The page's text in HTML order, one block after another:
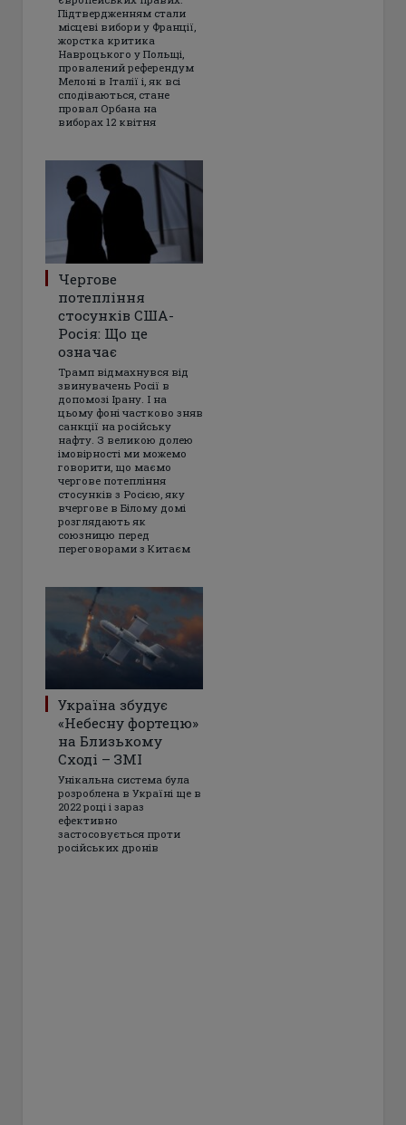
Підтвердженням стали
місцеві вибори у Франції,
жорстка критика
Навроцького у Польщі,
провалений референдум
Мелоні в Італії і, як всі
сподіваються, стане
провал Орбана на
виборах 12 квітня
Чергове
потепління
стосунків США-
Росія: Що це
означає
Трамп відмахнувся від
звинувачень Росії в
допомозі Ірану. І на
цьому фоні частково зняв
санкції на російську
нафту. З великою долею
імовірності ми можемо
говорити, що маємо
чергове потепління
стосунків з Росією, яку
вчергове в Білому домі
розглядають як
союзницю перед
переговорами з Китаєм
Україна збудує
«Небесну фортецю»
на Близькому
Сході – ЗМІ
Унікальна система була
розроблена в Україні ще в
2022 році і зараз
ефективно
застосовується проти
російських дронів